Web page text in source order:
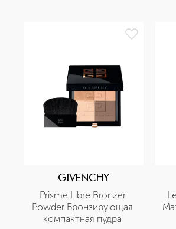
GIVENCHY
Prisme Libre Bronzer
Powder Бронзирующая